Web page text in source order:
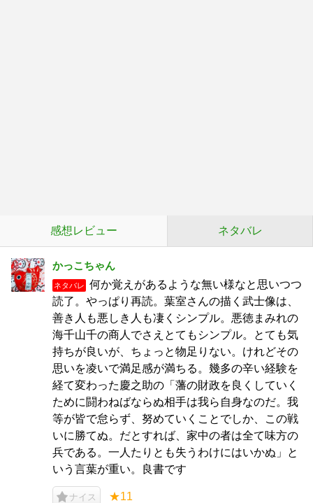
感想レビュー ネタバレ
かっこちゃん
ネタバレ
何か覚えがあるような無い様なと思いつつ
読了。やっぱり再読。葉室さんの描く武士像は、
善き人も悪しき人も凄くシンプル。悪徳まみれの
海千山千の商人でさえとてもシンプル。とても気
持ちが良いが、ちょっと物足りない。けれどその
思いを凌いで満足感が満ちる。幾多の辛い経験を
経て変わった慶之助の「藩の財政を良くしていく
ために闘わねばならぬ相手は我ら自身なのだ。我
等が皆で怠らず、努めていくことでしか、この戦
いに勝てぬ。だとすれば、家中の者は全て味方の
兵である。一人たりとも失うわけにはいかぬ」と
いう言葉が重い。良書です
ナイス ★11